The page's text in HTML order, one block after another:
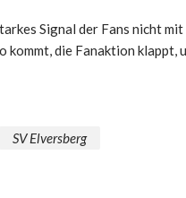
Signal der Fans nicht
kommt, die Fanaktion
SV Elversberg